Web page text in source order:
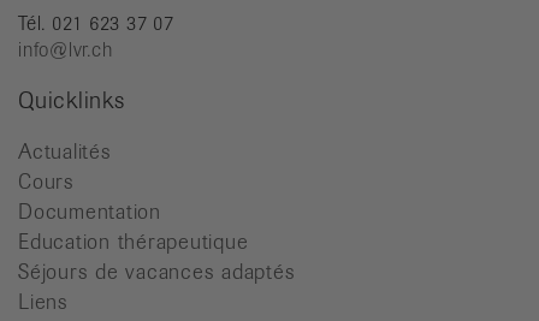
Tél. 021 623 37 07
info@lvr.ch
Quicklinks
Actualités
Cours
Documentation
Education thérapeutique
Séjours de vacances adaptés
Liens